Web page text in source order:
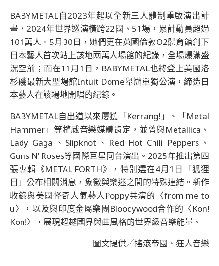
BABYMETAL自2023年起以全新三人體制重啟演出計
畫，2024年世界巡演橫跨22國、51場，累計動員超過
101萬人。5月30日，她們更在英國倫敦O2體育館創下
日本藝人首次站上該地兩萬人場館的紀錄，全場爆滿盛
況空前；而在11月1日，BABYMETAL也將登上美國洛
杉磯最新大型場館Intuit Dome舉辦單獨公演，締造日
本藝人在該場地開唱的紀錄。
BABYMETAL自出道以來屢獲「Kerrang!」、「Metal
Hammer」等權威音樂媒體肯定，並曾與Metallica、
Lady Gaga、Slipknot、Red Hot Chili Peppers、
Guns N’ Roses等國際巨星同台演出。2025年推出第四
張專輯《METAL FORTH》，特別選在4月1日「狐狸
日」公布相關消息，象徵與樂迷之間的特殊連結。新作
收錄與美國怪奇人氣藝人Poppy共演的〈from me to
u〉，以及與印度金屬樂團Bloodywood合作的〈Kon!
Kon!〉，展現超越國界與曲風格的世界級音樂能量。
圖文提供／搖滾帝國、狂人音樂